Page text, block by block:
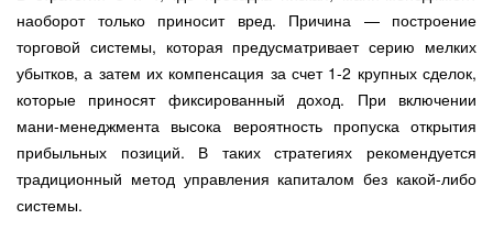
наоборот только приносит вред. Причина — построение
торговой системы, которая предусматривает серию мелких
убытков, а затем их компенсация за счет 1-2 крупных сделок,
которые приносят фиксированный доход. При включении
мани-менеджмента высока вероятность пропуска открытия
прибыльных позиций. В таких стратегиях рекомендуется
традиционный метод управления капиталом без какой-либо
системы.